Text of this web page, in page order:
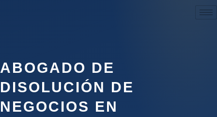
ABOGADO DE
DISOLUCIÓN DE
NEGOCIOS EN